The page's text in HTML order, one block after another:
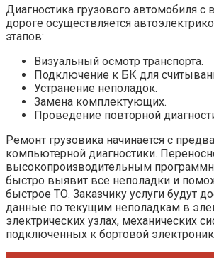
Диагностика грузового автомобиля
дороге осуществляется
этапов:
Визуальный осмотр транспорта.
Подключение к БК для
Устранение неполадок.
Замена комплектующих.
Проведение повторной
Ремонт грузовика начинается с
компьютерной диагностики.
высокопроизводительным
быстро выявит все неполадки и
быстрое ТО. Заказчику услуги будут
данные по текущим неполадкам в
электрических узлах, механических
подключенных к бортовой